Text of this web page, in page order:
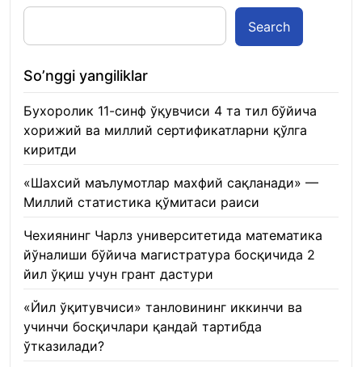
Search
So’nggi yangiliklar
Бухоролик 11-синф ўқувчиси 4 та тил бўйича
хорижий ва миллий сертификатларни қўлга
киритди
«Шахсий маълумотлар махфий сақланади» —
Миллий статистика қўмитаси раиси
Чехиянинг Чарлз университетида математика
йўналиши бўйича магистратура босқичида 2
йил ўқиш учун грант дастури
«Йил ўқитувчиси» танловининг иккинчи ва
учинчи босқичлари қандай тартибда
ўтказилади?